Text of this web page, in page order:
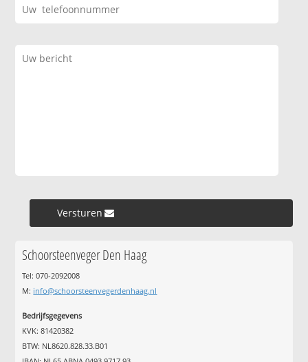
Versturen »
Schoorsteenveger Den Haag
Tel: 070-2092008
M: info@schoorsteenvegerdenhaag.nl
Bedrijfsgegevens
KVK: 81420382
BTW: NL8620.828.33.B01